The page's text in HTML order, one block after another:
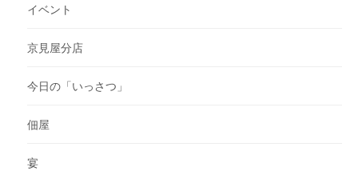
イベント
京見屋分店
今日の「いっさつ」
佃屋
宴